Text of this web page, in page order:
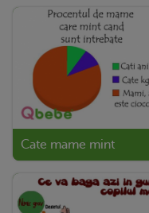
Cate mame mint